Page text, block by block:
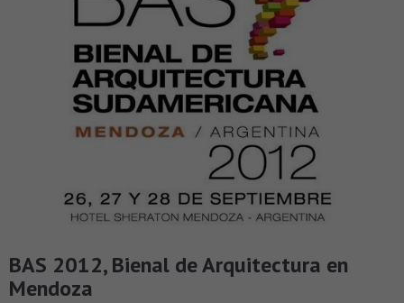
BAS 2012, Bienal de Arquitectura en
Mendoza